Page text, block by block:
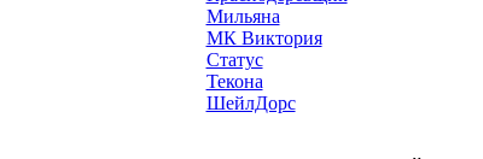
Мильяна
МК Виктория
Статус
Текона
ШейлДорс